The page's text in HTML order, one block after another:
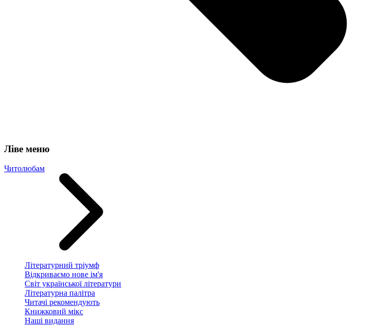
Ліве меню
Читолюбам
Літературний тріумф
Відкриваємо нове ім'я
Світ української літератури
Літературна палітра
Читачі рекомендують
Книжковий мікс
Наші видання